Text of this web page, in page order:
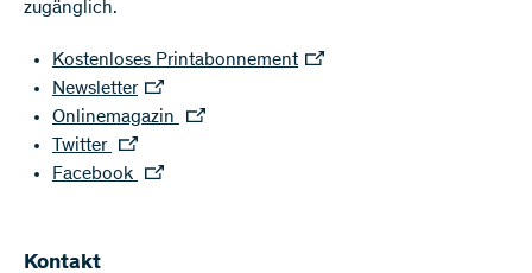
zugänglich.
Kostenloses Printabonnement
Newsletter
Onlinemagazin
Twitter
Facebook
Kontakt